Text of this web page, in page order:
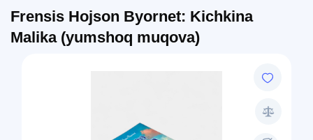
Frensis Hojson Byornet: Kichkina
Malika (yumshoq muqova)